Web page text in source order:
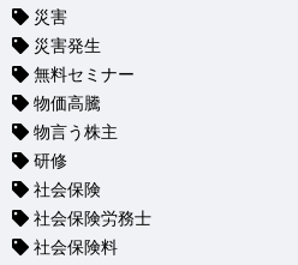
災害
災害発生
無料セミナー
物価高騰
物言う株主
研修
社会保険
社会保険労務士
社会保険料